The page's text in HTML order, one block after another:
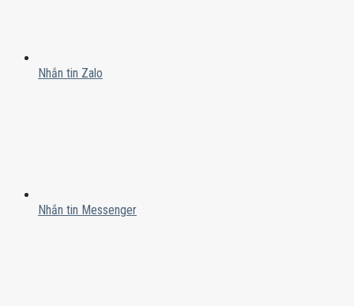
Nhắn tin Zalo
Nhắn tin Messenger